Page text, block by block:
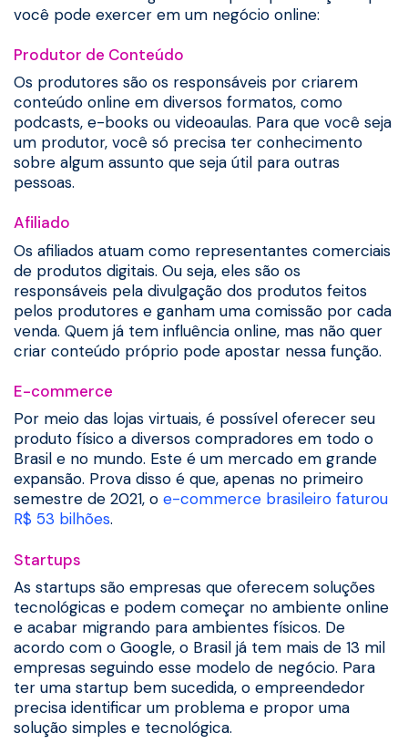
você pode exercer em um negócio online:
Produtor de Conteúdo
Os produtores são os responsáveis por criarem
conteúdo online em diversos formatos, como
podcasts, e-books ou videoaulas. Para que você seja
um produtor, você só precisa ter conhecimento
sobre algum assunto que seja útil para outras
pessoas.
Afiliado
Os afiliados atuam como representantes comerciais
de produtos digitais. Ou seja, eles são os
responsáveis pela divulgação dos produtos feitos
pelos produtores e ganham uma comissão por cada
venda. Quem já tem influência online, mas não quer
criar conteúdo próprio pode apostar nessa função.
E-commerce
Por meio das lojas virtuais, é possível oferecer seu
produto físico a diversos compradores em todo o
Brasil e no mundo. Este é um mercado em grande
expansão. Prova disso é que, apenas no primeiro
semestre de 2021, o e-commerce brasileiro faturou
R$ 53 bilhões.
Startups
As startups são empresas que oferecem soluções
tecnológicas e podem começar no ambiente online
e acabar migrando para ambientes físicos. De
acordo com o Google, o Brasil já tem mais de 13 mil
empresas seguindo esse modelo de negócio. Para
ter uma startup bem sucedida, o empreendedor
precisa identificar um problema e propor uma
solução simples e tecnológica.